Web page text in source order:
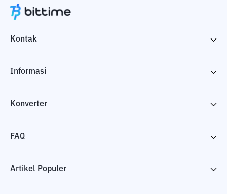
Kontak
Informasi
Konverter
FAQ
Artikel Populer